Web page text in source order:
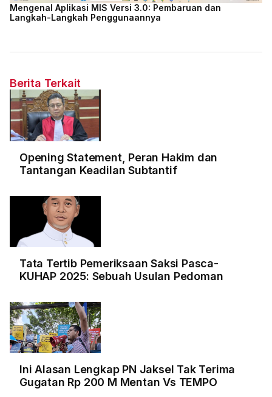
Mengenal Aplikasi MIS Versi 3.0: Pembaruan dan
Langkah-Langkah Penggunaannya
Berita Terkait
Opening Statement, Peran Hakim dan
Tantangan Keadilan Subtantif
Tata Tertib Pemeriksaan Saksi Pasca-
KUHAP 2025: Sebuah Usulan Pedoman
Ini Alasan Lengkap PN Jaksel Tak Terima
Gugatan Rp 200 M Mentan Vs TEMPO